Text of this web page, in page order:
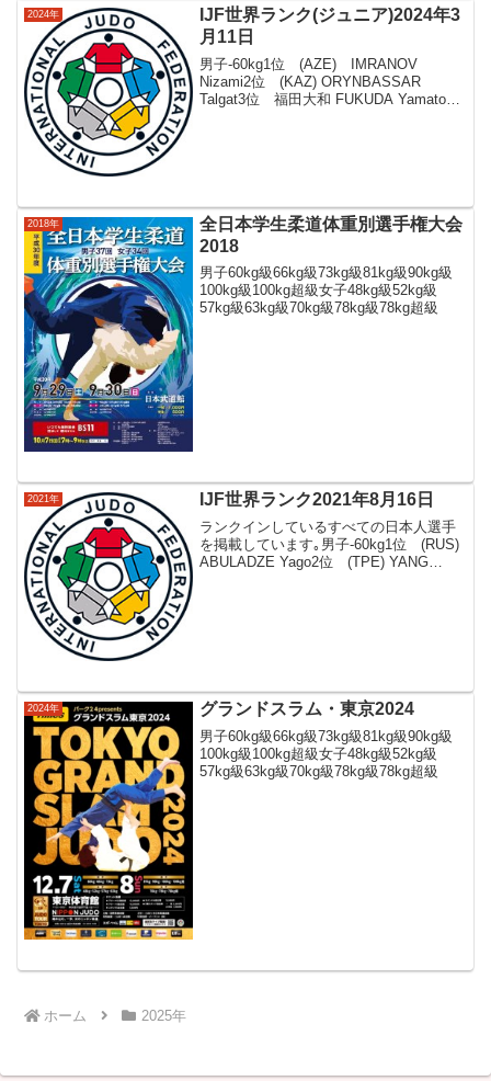
2024年
IJF世界ランク(ジュニア)2024年3
月11日
男子-60kg1位 (AZE) IMRANOV
Nizami2位 (KAZ) ORYNBASSAR
Talgat3位 福田大和 FUKUDA Yamato4
2018年
全日本学生柔道体重別選手権大会
2018
男子60kg級66kg級73kg級81kg級90kg級
100kg級100kg超級女子48kg級52kg級
57kg級63kg級70kg級78kg級78kg超級
2021年 IJF世界ランク2021年8月16日
ランクインしているすべての日本人選手
を掲載しています｡男子-60kg1位 (RUS)
ABULADZE Yago2位 (TPE) YANG
2024年 グランドスラム・東京2024
男子60kg級66kg級73kg級81kg級90kg級
100kg級100kg超級女子48kg級52kg級
57kg級63kg級70kg級78kg級78kg超級
ホーム 2025年